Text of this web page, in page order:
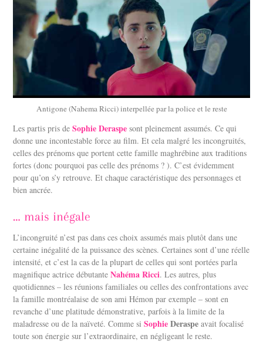
Antigone (Nahema Ricci) interpellée par la police et le reste
Les partis pris deSophie Deraspe sont pleinement assumés. Ce qui
donne une incontestable force au film. Et cela malgré les incongruités,
celles des prénoms que portent cette famille maghrébine aux traditions
fortes (donc pourquoi pas celle des prénoms ? ). C’est évidemment
pour qu’on s’y retrouve. Et chaque caractéristique des personnages et
bien ancrée.
… mais inégale
L’incongruité n’est pas dans ces choix assumés mais plutôt dans une
certaine inégalité de la puissance des scènes. Certaines sont d’une réelle
intensité, et c’est la cas de la plupart de celles qui sont portées parla
magnifique actrice débutanteNahéma Ricci. Les autres, plus
quotidiennes – les réunions familiales ou celles des confrontations avec
la famille montréalaise de son ami Hémon par exemple – sont en
revanche d’une platitude démonstrative, parfois à la limite de la
maladresse ou de la naïveté. Comme siSophieDeraspe avait focalisé
toute son énergie sur l’extraordinaire, en négligeant le reste.